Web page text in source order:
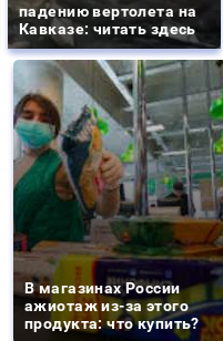
падению вертолета на
Кавказе: читать здесь
В магазинах России
ажиотаж из-за этого
продукта: что купить?